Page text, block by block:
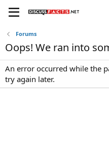
Forums
Oops! We ran into
An error occurred while the
try again later.